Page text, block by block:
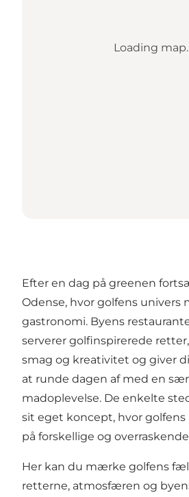
Loading
Efter en dag på greenen
Odense, hvor golfens univers
gastronomi. Byens
serverer golfinspirerede
smag og kreativitet og giver
at runde dagen af med en
madoplevelse. De enkelte
sit eget koncept, hvor
på forskellige og
Her kan du mærke golfens
retterne, atmosfæren og